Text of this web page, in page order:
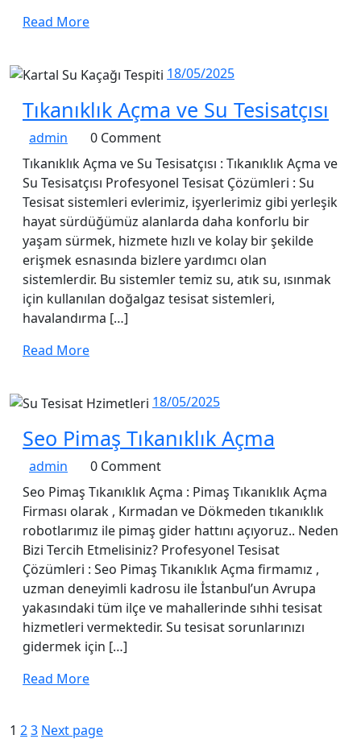
Read MoreRead
18/05/202518/05/2025
Tıkanıklık Açma ve Su Tesisatçısı
ve
admin admin0 Comment
Tıkanıklık Açma ve Su Tesisatçısı : Tıkanıklık Açma ve
Su Tesisatçısı Profesyonel Tesisat Çözümleri : Su
Tesisat sistemleri evlerimiz, işyerlerimiz gibi yerleşik
hayat sürdüğümüz alanlarda daha konforlu bir
yaşam sürmek, hizmete hızlı ve kolay bir şekilde
erişmek esnasında bizlere yardımcı olan
sistemlerdir. Bu sistemler temiz su, atık su, ısınmak
için kullanılan doğalgaz tesisat sistemleri,
havalandırma […]
Read MoreRead
18/05/202518/05/2025
Seo Pimaş Tıkanıklık Açma
Açma
admin admin0 Comment
Seo Pimaş Tıkanıklık Açma : Pimaş Tıkanıklık Açma
Firması olarak , Kırmadan ve Dökmeden tıkanıklık
robotlarımız ile pimaş gider hattını açıyoruz.. Neden
Bizi Tercih Etmelisiniz? Profesyonel Tesisat
Çözümleri : Seo Pimaş Tıkanıklık Açma firmamız ,
uzman deneyimli kadrosu ile İstanbul’un Avrupa
yakasındaki tüm ilçe ve mahallerinde sıhhi tesisat
hizmetleri vermektedir. Su tesisat sorunlarınızı
gidermek için […]
Read MoreRead
Yazı
Page
1 Page
2Page
3 Next page